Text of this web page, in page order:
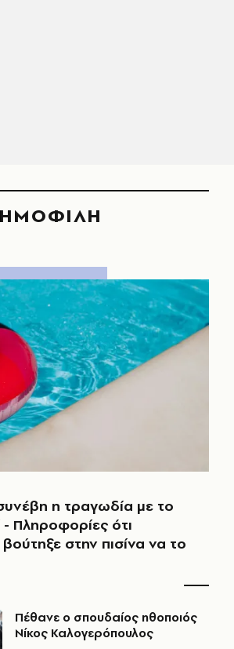
η τραγωδία με το
- Πληροφορίες ότι
στην πισίνα να το
Πέθανε ο σπουδαίος ηθοποιός
Νίκος Καλογερόπουλος